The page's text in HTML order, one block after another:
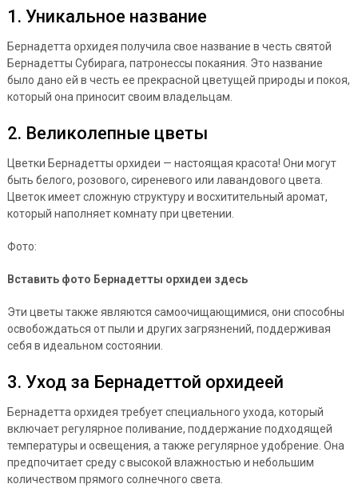
1. Уникальное название
Бернадетта орхидея получила свое название в честь святой
Бернадетты Субирага, патронессы покаяния. Это название
было дано ей в честь ее прекрасной цветущей природы и покоя,
который она приносит своим владельцам.
2. Великолепные цветы
Цветки Бернадетты орхидеи — настоящая красота! Они могут
быть белого, розового, сиреневого или лавандового цвета.
Цветок имеет сложную структуру и восхитительный аромат,
который наполняет комнату при цветении.
Фото:
Вставить фото Бернадетты орхидеи здесь
Эти цветы также являются самоочищающимися, они способны
освобождаться от пыли и других загрязнений, поддерживая
себя в идеальном состоянии.
3. Уход за Бернадеттой орхидеей
Бернадетта орхидея требует специального ухода, который
включает регулярное поливание, поддержание подходящей
температуры и освещения, а также регулярное удобрение. Она
предпочитает среду с высокой влажностью и небольшим
количеством прямого солнечного света.